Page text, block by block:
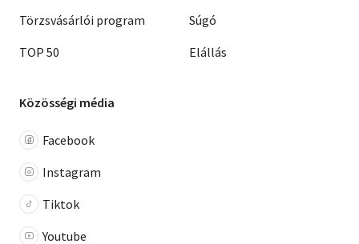
Törzsvásárlói program
TOP 50
Súgó
Elállás
Közösségi média
Facebook
Instagram
Tiktok
Youtube